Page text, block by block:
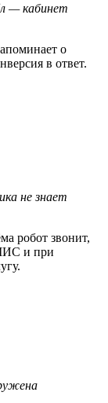
— кабинет
о
в ответ.
не знает
робот звонит,
и при